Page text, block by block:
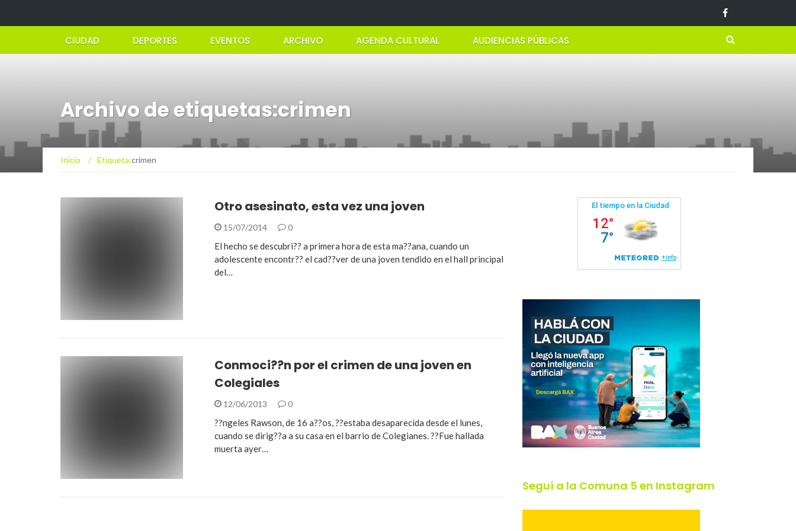
CIUDAD DEPORTES EVENTOS ARCHIVO AGENDA CULTURAL AUDIENCIAS PÚBLICAS
Archivo de etiquetas:crimen
Inicio / Etiqueta:crimen
Otro asesinato, esta vez una joven
15/07/2014 0
El hecho se descubri?? a primera hora de esta ma??ana, cuando un
adolescente encontr?? el cad??ver de una joven tendido en el hall principal
del…
Conmoci??n por el crimen de una joven en
Colegiales
12/06/2013 0
??ngeles Rawson, de 16 a??os, ??estaba desaparecida desde el lunes,
cuando se dirig??a a su casa en el barrio de Colegianes. ??Fue hallada
muerta ayer…
Seguí a la Comuna 5 en Instagram